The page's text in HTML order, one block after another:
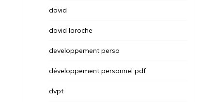
david
david laroche
developpement perso
développement personnel pdf
dvpt